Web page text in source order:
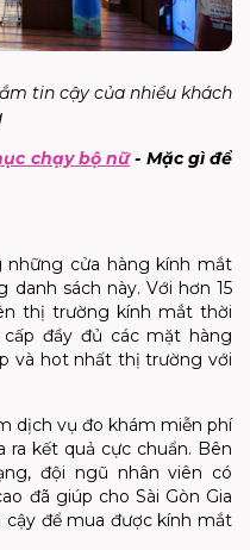
tin cậy của nhiều khách
chạy bộ nữ- Mặc gì để
những cửa hàng kính mắt
sách này. Với hơn 15
thị trường kính mắt thời
đầy đủ các mặt hàng
và hot nhất thị trường với
dịch vụ đo khám miễn phí
ra kết quả cực chuẩn. Bên
đội ngũ nhân viên có
đã giúp cho Sài Gòn Gia
để mua được kính mắt